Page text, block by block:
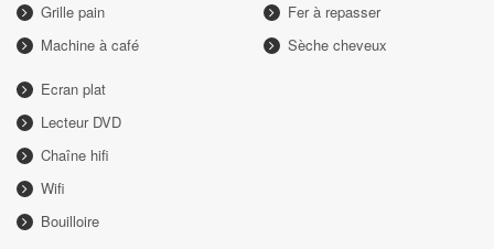
Grille pain
Machine à café
Fer à repasser
Sèche cheveux
Ecran plat
Lecteur DVD
Chaîne hifi
Wifi
Bouilloire